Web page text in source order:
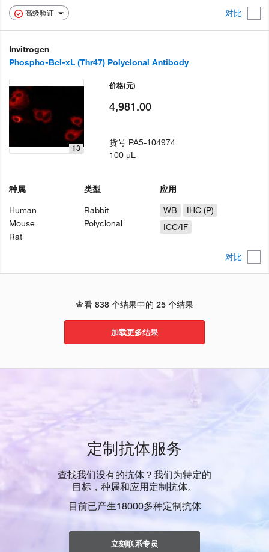
高级验证 对比
Invitrogen
Phospho-Bcl-xL (Thr47) Polyclonal Antibody
对比
13
种属
Human
Mouse
Rat
类型
Rabbit
Polyclonal
应用
WB
IHC (P)
ICC/IF
价格(元)
4,981.00
货号 PA5-104974
100 µL
查看 838 个结果中的 25 个结果
加载更多结果
定制抗体服务
查找我们没有的抗体？我们为特定的
目标，种属和应用定制抗体。
目前已产生18000多种定制抗体
立刻联系专员